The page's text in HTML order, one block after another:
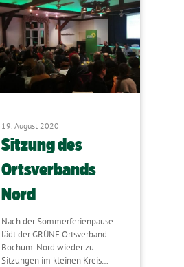
19. August 2020
Sitzung des
Ortsverbands
Nord
Nach der Sommerferienpause -
lädt der GRÜNE Ortsverband
Bochum-Nord wieder zu
Sitzungen im kleinen Kreis…